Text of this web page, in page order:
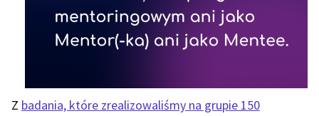
Z badania, które zrealizowaliśmy na grupie 150